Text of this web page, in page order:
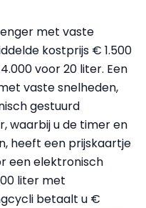
met vaste
kostprijs € 1.500
voor 20 liter. Een
vaste snelheden,
gestuurd
waarbij u de timer en
heeft een prijskaartje
een elektronisch
liter met
betaalt u €